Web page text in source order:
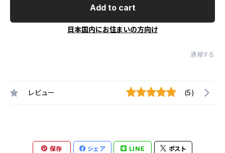
Add to cart
日本国内にお住まいの方向け
通報する
レビュー (5)
保存 シェア LINE ポスト